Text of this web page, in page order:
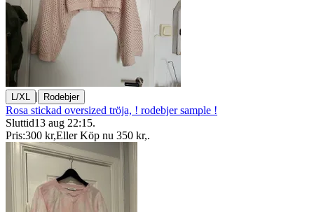
L/XL | Rodebjer
Rosa stickad oversized tröja, ! rodebjer sample !
Sluttid13 aug 22:15.
Pris:300 kr,Eller Köp nu 350 kr,.